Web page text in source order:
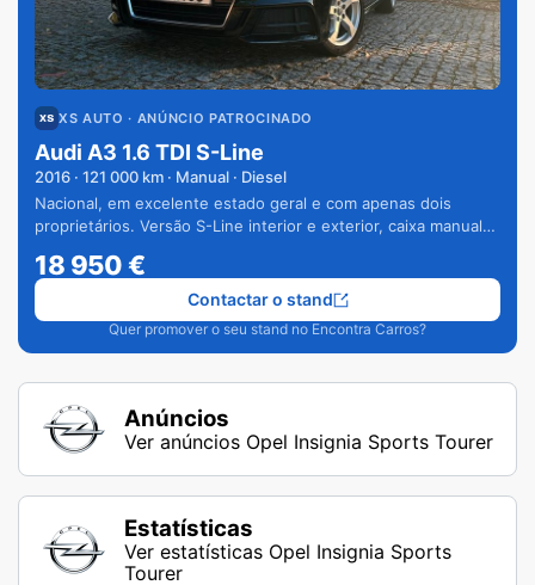
XS AUTO · ANÚNCIO PATROCINADO
Audi A3 1.6 TDI S-Line
2016 · 121 000 km · Manual · Diesel
Nacional, em excelente estado geral e com apenas dois
proprietários. Versão S-Line interior e exterior, caixa manual
18 950€
Quer promover o seu stand no Encontra Carros?
Contactar o stand
Anúncios
Ver anúncios Opel Insignia Sports Tourer
Estatísticas
Ver estatísticas Opel Insignia Sports
Tourer